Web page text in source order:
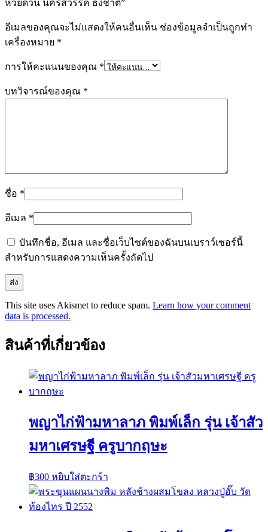
ห้วยด้วน นครสวรรค์ ธงชาติ”
อีเมลของคุณจะไม่แสดงให้คนอื่นเห็น ช่องข้อมูลจำเป็นถูกทำ
เครื่องหมาย *
การให้คะแนนของคุณ *
บทวิจารณ์ของคุณ *
ชื่อ *
อีเมล *
บันทึกชื่อ, อีเมล และชื่อเว็บไซต์ของฉันบนเบราว์เซอร์นี้
สำหรับการแสดงความเห็นครั้งถัดไป
This site uses Akismet to reduce spam. Learn how your comment
data is processed.
สินค้าที่เกี่ยวข้อง
พญาไก่ฟ้ามหาลาภ พิมพ์เล็ก รุ่น เจ้าสัว
มหาเศรษฐี ครูบากฤษะ
฿300 หยิบใส่ตะกร้า